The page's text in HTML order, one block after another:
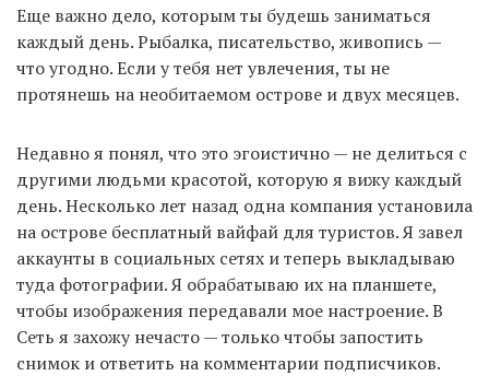
Еще важно дело, которым ты будешь заниматься
каждый день. Рыбалка, писательство, живопись —
что угодно. Если у тебя нет увлечения, ты не
протянешь на необитаемом острове и двух месяцев.
Недавно я понял, что это эгоистично — не делиться с
другими людьми красотой, которую я вижу каждый
день. Несколько лет назад одна компания установила
на острове бесплатный вайфай для туристов. Я завел
аккаунты в социальных сетях и теперь выкладываю
туда фотографии. Я обрабатываю их на планшете,
чтобы изображения передавали мое настроение. В
Сеть я захожу нечасто — только чтобы запостить
снимок и ответить на комментарии подписчиков.